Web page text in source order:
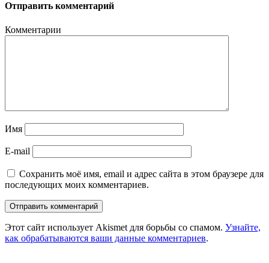
Отправить комментарий
Комментарии
Имя
E-mail
Сохранить моё имя, email и адрес сайта в этом браузере для
последующих моих комментариев.
Этот сайт использует Akismet для борьбы со спамом. Узнайте,
как обрабатываются ваши данные комментариев.